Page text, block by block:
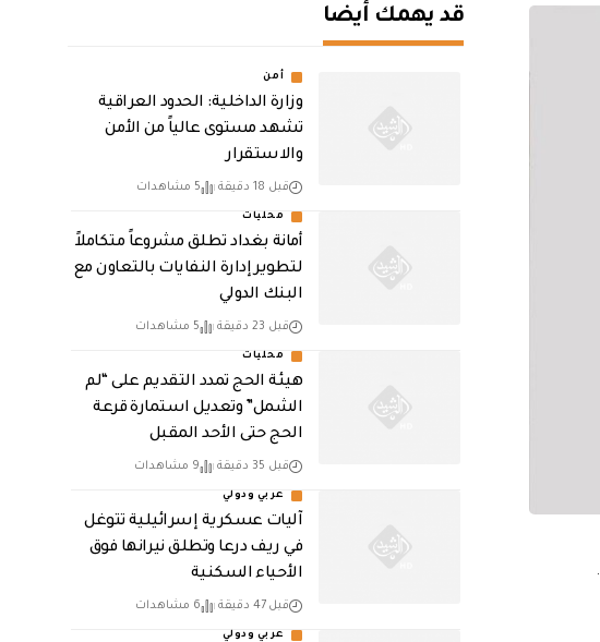
قد يهمك أيضا
أمن
وزارة الداخلية: الحدود العراقية
تشهد مستوى عالياً من الأمن
والاستقرار
قبل 18 دقيقة 5 مشاهدات
محليات
أمانة بغداد تطلق مشروعاً متكاملاً
لتطوير إدارة النفايات بالتعاون مع
البنك الدولي
قبل 23 دقيقة 5 مشاهدات
محليات
هيئة الحج تمدد التقديم على “لم
الشمل” وتعديل استمارة قرعة
الحج حتى الأحد المقبل
قبل 35 دقيقة 9 مشاهدات
عربي ودولي
آليات عسكرية إسرائيلية تتوغل
في ريف درعا وتطلق نيرانها فوق
الأحياء السكنية
قبل 47 دقيقة 6 مشاهدات
عربي ودولي